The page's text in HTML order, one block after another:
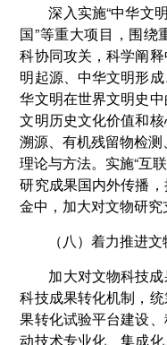
深入实施“中华文
国”等重大项目，围绕
科协同攻关，科学阐
明起源、中华文明形
华文明在世界文明史
文明历史文化价值和
溯源、有机残留物检
理论与方法。实施“互
研究成果国内外传播
金中，加大对文物研究
（八）着力推进
加大对文物科技
科技成果转化机制，
果转化试验平台建设
动技术专业化、集成